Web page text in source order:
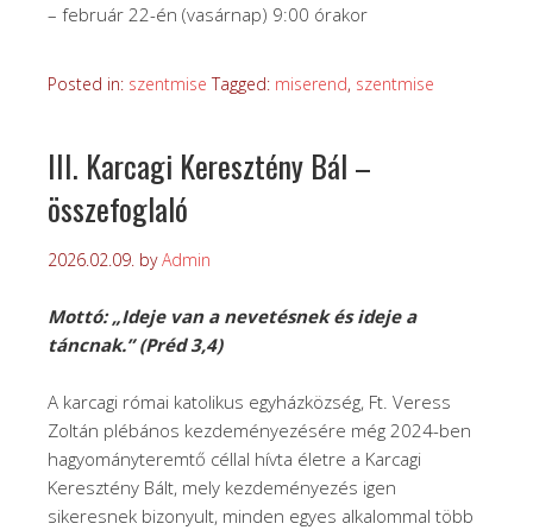
– február 22-én (vasárnap) 9:00 órakor
Posted in: szentmise Tagged: miserend, szentmise
III. Karcagi Keresztény Bál –
összefoglaló
2026.02.09. byAdmin
Mottó: „Ideje van a nevetésnek és ideje a
táncnak.” (Préd 3,4)
A karcagi római katolikus egyházközség, Ft. Veress
Zoltán plébános kezdeményezésére még 2024-ben
hagyományteremtő céllal hívta életre a Karcagi
Keresztény Bált, mely kezdeményezés igen
sikeresnek bizonyult, minden egyes alkalommal több